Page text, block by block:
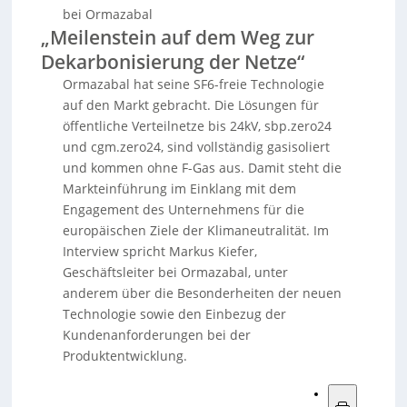
bei Ormazabal
„Meilenstein auf dem Weg zur
Dekarbonisierung der Netze“
Ormazabal hat seine SF6-freie Technologie
auf den Markt gebracht. Die Lösungen für
öffentliche Verteilnetze bis 24kV, sbp.zero24
und cgm.zero24, sind vollständig gasisoliert
und kommen ohne F-Gas aus. Damit steht die
Markteinführung im Einklang mit dem
Engagement des Unternehmens für die
europäischen Ziele der Klimaneutralität. Im
Interview spricht Markus Kiefer,
Geschäftsleiter bei Ormazabal, unter
anderem über die Besonderheiten der neuen
Technologie sowie den Einbezug der
Kundenanforderungen bei der
Produktentwicklung.